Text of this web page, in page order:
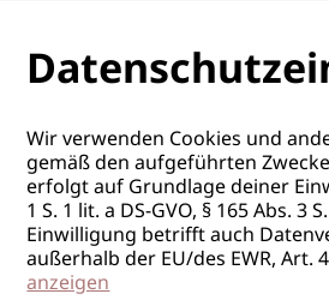
Wir verwenden Cookies und
gemäß den aufgeführten
erfolgt auf Grundlage deiner
1 S. 1 lit. a DS-GVO, § 165 Abs. 3
Einwilligung betrifft auch
außerhalb der EU/des EWR, Art.
anzeigen